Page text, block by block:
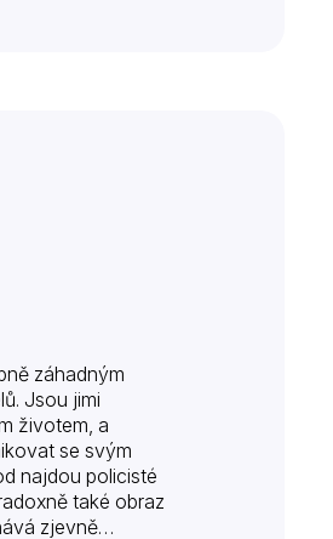
záhadným
Jsou jimi
životem, a
se svým
najdou policisté
také obraz
zjevně